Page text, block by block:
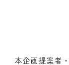
本企画提案者